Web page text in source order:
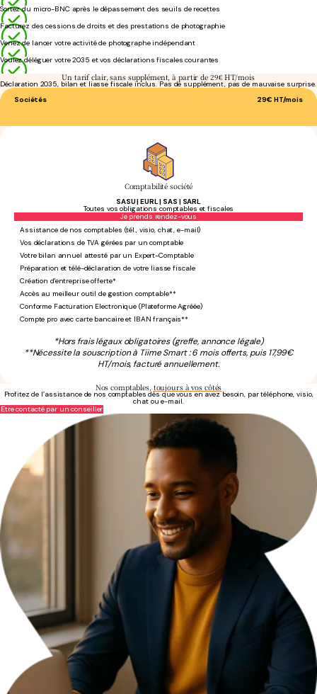
Sortez du micro-BNC après le dépassement des seuils de recettes
Facturez des cessions de droits et des prestations de photographie
Venez de lancer votre activité de photographe indépendant
Voulez déléguer votre 2035 et vos déclarations fiscales courantes
Un tarif clair, sans supplément, à partir de 29€ HT/mois
Déclaration 2035, bilan et liasse fiscale inclus. Pas de supplément, pas de mauvaise surprise.
Sociétés
29€ HT/mois
Comptabilité société
SASU | EURL | SAS | SARL
Toutes vos obligations comptables et fiscales
Je prends rendez-vous
Sans engagement
Assistance de nos comptables (tél., visio, chat, e-mail)
Vos déclarations de TVA gérées par un comptable
Votre bilan annuel attesté par un Expert-Comptable
Préparation et télé-déclaration de votre liasse fiscale
Création d'entreprise offerte*
Accès au meilleur outil de gestion comptable**
Conforme Facturation Electronique (Plateforme Agréée)
Compte pro avec carte bancaire et IBAN français**
*Hors frais légaux obligatoires (greffe, annonce légale)
**Nécessite la souscription à Tiime Smart : 6 mois offerts, puis 17,99€
HT/mois, facturé annuellement.
Nos comptables, toujours à vos côtés
Profitez de l’assistance de nos comptables dès que vous en avez besoin, par téléphone, visio,
chat ou e-mail.
Être contacté par un conseiller